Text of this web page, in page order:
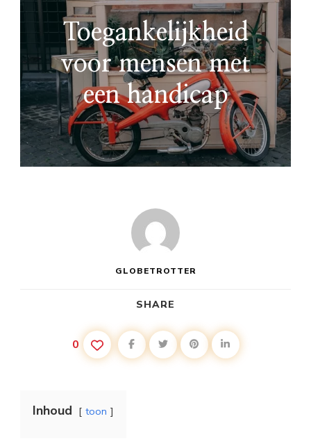
Toegankelijkheid
voor mensen met
een handicap
GLOBETROTTER
SHARE
0
Inhoud toon